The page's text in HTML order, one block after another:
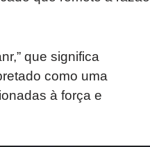
que significa
como uma
à força e